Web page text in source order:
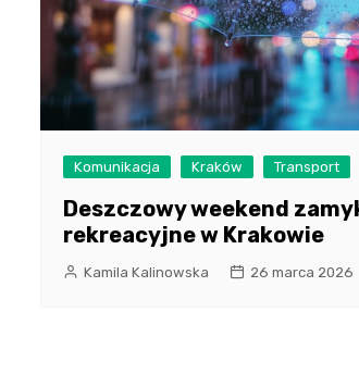
Komunikacja Kraków Transport
Deszczowy weekend
rekreacyjne w Krakowie
Kamila Kalinowska 26 marca 2026